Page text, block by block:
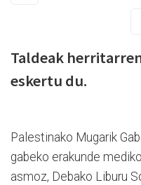
Taldeak
eskertu du.
Palestinako Mugarik
gabeko erakunde
asmoz, Debako Liburu